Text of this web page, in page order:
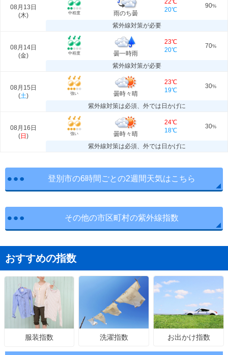
08月13日
(木) 中程度 雨のち曇
22℃
20℃
90%
紫外線対策が必要
08月14日
(金) 中程度 曇一時雨
23℃
20℃
70%
紫外線対策が必要
08月15日
(土) 強い 曇時々晴
23℃
19℃
30%
紫外線対策は必須、外では日かげに
08月16日
(日 ) 強い 曇時々晴
24℃
18℃
30%
紫外線対策は必須、外では日かげに
登別市の6時間ごとの2週間天気はこちら
その他の市区町村の紫外線指数
おすすめの指数
服装指数 洗濯指数 お出かけ指数